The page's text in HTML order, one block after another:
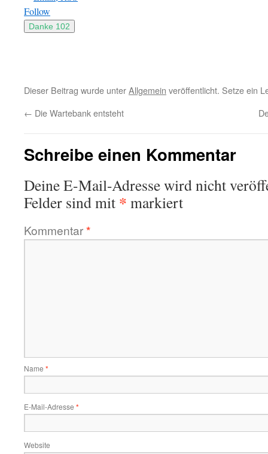
Follow
Dieser Beitrag wurde unterAllgemein veröffentlicht. Setze ein
← Die Wartebank entsteht
Schreibe einen Kommentar
Deine E-Mail-Adresse wird nicht
Felder sind mit * markiert
Kommentar*
Name *
E-Mail-Adresse *
Website